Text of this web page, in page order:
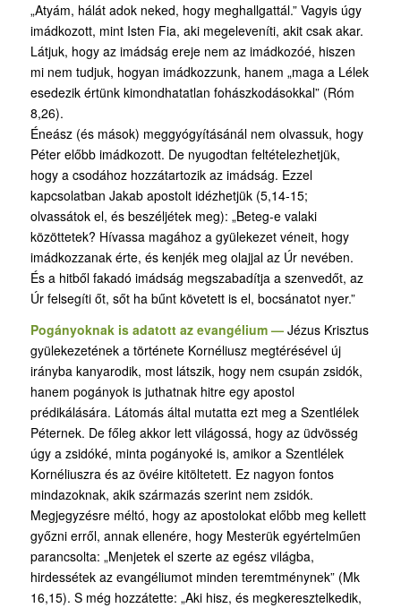
„Atyám, hálát adok neked, hogy meghallgattál.” Vagyis úgy
imádkozott, mint Isten Fia, aki megeleveníti, akit csak akar.
Látjuk, hogy az imádság ereje nem az imádkozóé, hiszen
mi nem tudjuk, hogyan imádkozzunk, hanem „maga a Lélek
esedezik értünk kimondhatatlan fohászkodásokkal” (Róm
8,26).
Éneász (és mások) meggyógyításánál nem olvassuk, hogy
Péter előbb imádkozott. De nyugodtan feltételezhetjük,
hogy a csodához hozzátartozik az imádság. Ezzel
kapcsolatban Jakab apostolt idézhetjük (5,14-15;
olvassátok el, és beszéljétek meg): „Beteg-e valaki
közöttetek? Hívassa magához a gyülekezet véneit, hogy
imádkozzanak érte, és kenjék meg olajjal az Úr nevében.
És a hitből fakadó imádság megszabadítja a szenvedőt, az
Úr felsegíti őt, sőt ha bűnt követett is el, bocsánatot nyer.”
Pogányoknak is adatott az evangélium — Jézus Krisztus
gyülekezetének a története Kornéliusz megtérésével új
irányba kanyarodik, most látszik, hogy nem csupán zsidók,
hanem pogányok is juthatnak hitre egy apostol
prédikálására. Látomás által mutatta ezt meg a Szentlélek
Péternek. De főleg akkor lett világossá, hogy az üdvösség
úgy a zsidóké, minta pogányoké is, amikor a Szentlélek
Kornéliuszra és az övéire kitöltetett. Ez nagyon fontos
mindazoknak, akik származás szerint nem zsidók.
Megjegyzésre méltó, hogy az apostolokat előbb meg kellett
győzni erről, annak ellenére, hogy Mesterük egyértelműen
parancsolta: „Menjetek el szerte az egész világba,
hirdessétek az evangéliumot minden teremtménynek” (Mk
16,15). S még hozzátette: „Aki hisz, és megkeresztelkedik,